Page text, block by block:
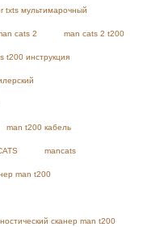
txts мультимарочный
cats 2 man cats 2 t200
t200 инструкция
man t200 кабель
mancats
man t200
сканер man t200